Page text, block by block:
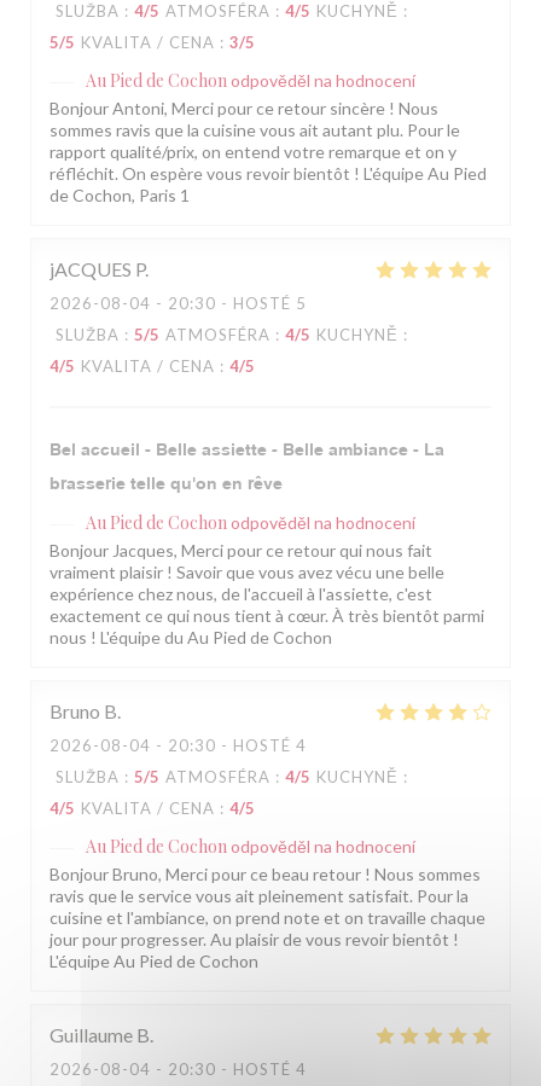
SLUŽBA : 4/5 ATMOSFÉRA : 4/5 KUCHYNĚ :
5/5 KVALITA / CENA : 3/5
Au Pied de Cochonodpověděl na hodnocení
Bonjour Antoni, Merci pour ce retour sincère ! Nous
sommes ravis que la cuisine vous ait autant plu. Pour le
rapport qualité/prix, on entend votre remarque et on y
réfléchit. On espère vous revoir bientôt ! L'équipe Au Pied
de Cochon, Paris 1
jACQUES P
2026-08-04 - 20:30 - HOSTÉ 5
SLUŽBA : 5/5 ATMOSFÉRA : 4/5 KUCHYNĚ :
4/5 KVALITA / CENA : 4/5
Bel accueil - Belle assiette - Belle ambiance - La
brasserie telle qu'on en rêve
Au Pied de Cochonodpověděl na hodnocení
Bonjour Jacques, Merci pour ce retour qui nous fait
vraiment plaisir ! Savoir que vous avez vécu une belle
expérience chez nous, de l'accueil à l'assiette, c'est
exactement ce qui nous tient à cœur. À très bientôt parmi
nous ! L'équipe du Au Pied de Cochon
Bruno B
2026-08-04 - 20:30 - HOSTÉ 4
SLUŽBA : 5/5 ATMOSFÉRA : 4/5 KUCHYNĚ :
4/5 KVALITA / CENA : 4/5
Au Pied de Cochonodpověděl na hodnocení
Bonjour Bruno, Merci pour ce beau retour ! Nous sommes
ravis que le service vous ait pleinement satisfait. Pour la
cuisine et l'ambiance, on prend note et on travaille chaque
jour pour progresser. Au plaisir de vous revoir bientôt !
L'équipe Au Pied de Cochon
Guillaume B
2026-08-04 - 20:30 - HOSTÉ 4